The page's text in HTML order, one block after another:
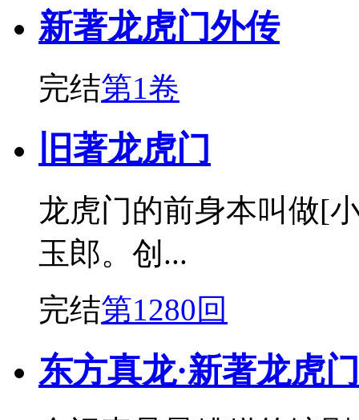
新著龙虎门外传
完结第1卷
旧著龙虎门
龙虎门的前身本叫做[
玉郎。创...
完结第1280回
东方真龙·新著龙虎